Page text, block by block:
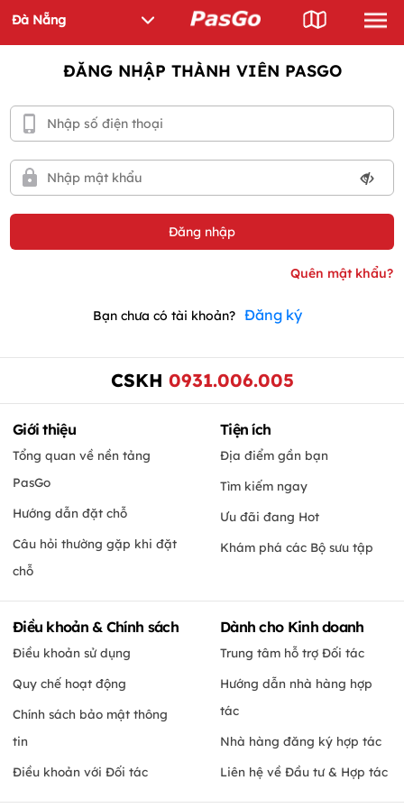
ĐĂNG NHẬP THÀNH VIÊN PASGO
Bạn chưa có tài khoản? Đăng ký
CSKH 0931.006.005
Giới thiệu
Tổng quan về nền tảng
PasGo
Hướng dẫn đặt chỗ
Câu hỏi thường gặp khi đặt
chỗ
Tiện ích
Địa điểm gần bạn
Tìm kiếm ngay
Ưu đãi đang Hot
Khám phá các Bộ sưu tập
Điều khoản & Chính sách
Điều khoản sử dụng
Quy chế hoạt động
Chính sách bảo mật thông
tin
Điều khoản với Đối tác
Dành cho Kinh doanh
Trung tâm hỗ trợ Đối tác
Hướng dẫn nhà hàng hợp
tác
Nhà hàng đăng ký hợp tác
Liên hệ về Đầu tư & Hợp tác